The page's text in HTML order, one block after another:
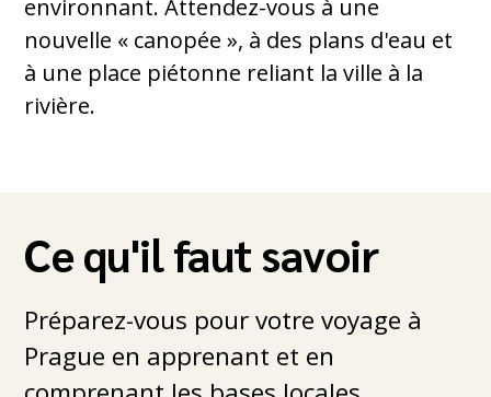
environnant. Attendez-vous à une
nouvelle « canopée », à des plans d'eau et
à une place piétonne reliant la ville à la
rivière.
Ce qu'il faut savoir
Préparez-vous pour votre voyage à
Prague en apprenant et en